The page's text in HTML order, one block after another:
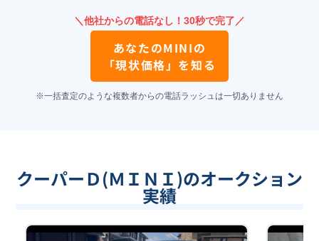
＼他社からの電話なし！30秒で完了／
あなたのMINIの
「現状価格」を知る
※一括査定のような複数者からの電話ラッシュは一切ありません
クーパーＤ(ＭＩＮＩ)のオークション
実績